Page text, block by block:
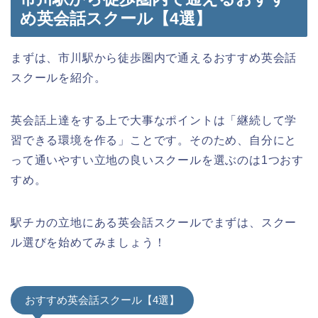
め英会話スクール【4選】
まずは、市川駅から徒歩圏内で通えるおすすめ英会話
スクールを紹介。
英会話上達をする上で大事なポイントは「継続して学
習できる環境を作る」ことです。そのため、自分にと
って通いやすい立地の良いスクールを選ぶのは1つおす
すめ。
駅チカの立地にある英会話スクールでまずは、スクー
ル選びを始めてみましょう！
おすすめ英会話スクール【4選】